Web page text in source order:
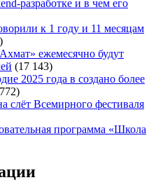
разработке и в чем его
к 1 году и 11 месяцам
ежемесячно будут
(17 143)
2025 года в создано более
слёт Всемирного фестиваля
программа «Школа